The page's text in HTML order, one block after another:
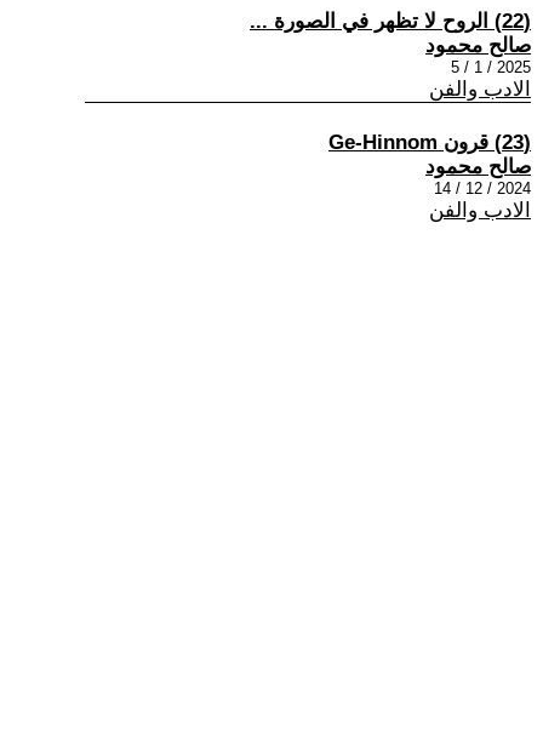
(22) الروح لا تظهر في الصورة ...
صالح محمود
2025 / 1 / 5
الادب والفن
(23) قرون Ge-Hinnom
صالح محمود
2024 / 12 / 14
الادب والفن